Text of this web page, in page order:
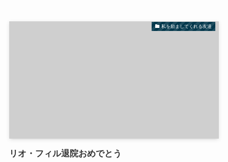
私を励ましてくれる友達
リオ・フィル退院おめでとう